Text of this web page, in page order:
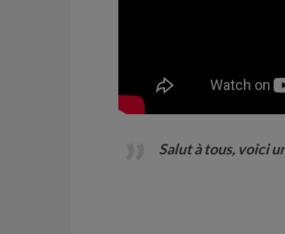
Salut à tous, voici